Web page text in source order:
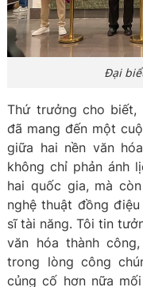
Đại
Thứ trưởng cho biết,
đã mang đến một
giữa hai nền văn
không chỉ phản ánh
hai quốc gia, mà
nghệ thuật đồng
sĩ tài năng. Tôi tin
văn hóa thành
trong lòng công
củng cố hơn nữa